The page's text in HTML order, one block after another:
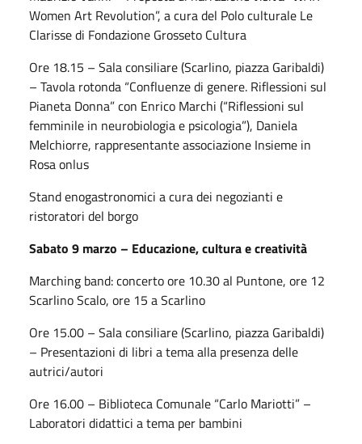
Women Art Revolution”, a cura del Polo culturale Le
Clarisse di Fondazione Grosseto Cultura
Ore 18.15 – Sala consiliare (Scarlino, piazza Garibaldi)
– Tavola rotonda “Confluenze di genere. Riflessioni sul
Pianeta Donna” con Enrico Marchi (“Riflessioni sul
femminile in neurobiologia e psicologia”), Daniela
Melchiorre, rappresentante associazione Insieme in
Rosa onlus
Stand enogastronomici a cura dei negozianti e
ristoratori del borgo
Sabato 9 marzo – Educazione, cultura e creatività
Marching band: concerto ore 10.30 al Puntone, ore 12
Scarlino Scalo, ore 15 a Scarlino
Ore 15.00 – Sala consiliare (Scarlino, piazza Garibaldi)
– Presentazioni di libri a tema alla presenza delle
autrici/autori
Ore 16.00 – Biblioteca Comunale “Carlo Mariotti” –
Laboratori didattici a tema per bambini